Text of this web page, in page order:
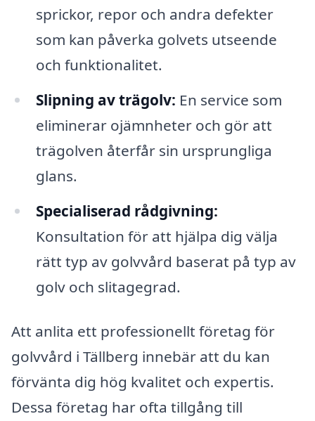
sprickor, repor och andra defekter
som kan påverka golvets utseende
och funktionalitet.
Slipning av trägolv: En service som
eliminerar ojämnheter och gör att
trägolven återfår sin ursprungliga
glans.
Specialiserad rådgivning:
Konsultation för att hjälpa dig välja
rätt typ av golvvård baserat på typ av
golv och slitagegrad.
Att anlita ett professionellt företag för
golvvård i Tällberg innebär att du kan
förvänta dig hög kvalitet och expertis.
Dessa företag har ofta tillgång till